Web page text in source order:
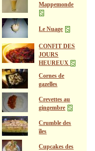
Mappemonde
Le Nuage
CONFIT DES
JOURS
HEUREUX
Cornes de
gazelles
Crevettes au
gingembre
Crumble des
îles
Cupcakes des